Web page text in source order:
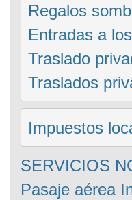
Regalos
Entradas a
Traslado
Traslados
Impuestos
SERVICIOS
Pasaje aérea